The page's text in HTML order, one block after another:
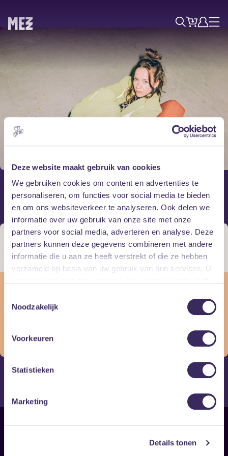
Deze website maakt gebruik van cookies
We gebruiken cookies om content en advertenties te
personaliseren, om functies voor social media te bieden
en om ons websiteverkeer te analyseren. Ook delen we
informatie over uw gebruik van onze site met onze
partners voor social media, adverteren en analyse. Deze
partners kunnen deze gegevens combineren met andere
informatie die u aan ze heeft verstrekt of die ze hebben
verzameld op basis van uw gebruik van hun services. U
Noodzakelijk
Voorkeuren
Statistieken
Marketing
Details tonen
Skip navigatie
ZoekTicketsAccount
Menu
Donderdag 21 mei
Judith Agaath
+ Mr. Heleen
(Doors: 19:30)
Kleine Zaal
€ 17,50
Wat jammer, dit evenement heeft al plaatsgevonden! Maar
misschien vind je de volgende evenement wel wat voor jou:
Alternative
Sitemap